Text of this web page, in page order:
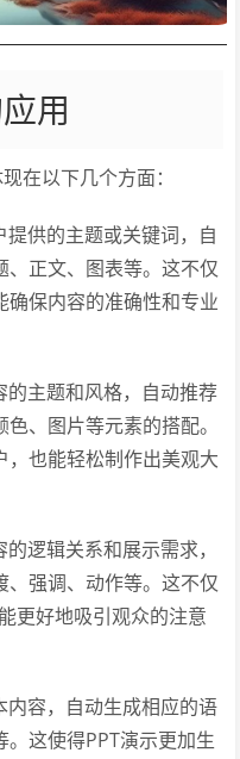
用
在以下几个方面：
供的主题或关键词，自
正文、图表等。这不仅
确保内容的准确性和专业
的主题和风格，自动推荐
、图片等元素的搭配。
也能轻松制作出美观大
逻辑关系和展示需求，
、强调、动作等。这不仅
更好地吸引观众的注意
内容，自动生成相应的语
这使得PPT演示更加生